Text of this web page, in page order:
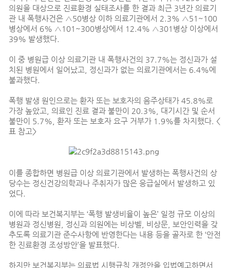
의원을 대상으로 진료환경 실태조사를 한 결과 최근 3년간 의료기
관 내 폭행사건은 △50병상 이하 의료기관에서 2.3% △51~100
병상에서 6% △101~300병상에서 12.4% △301병상 이상에서
39% 발생했다.
이 중 병원급 이상 의료기관 내 폭행사건의 37.7%는 정신과가 설
치된 병원에서 일어났고, 정신과가 없는 의료기관에서는 6.4%에
불과했다.
폭행 발생 원인으로는 환자 또는 보호자의 음주상태가 45.8%로
가장 높았고, 의료인 진료 결과 불만이 20.3%, 대기시간 및 순서
불만이 5.7%, 환자 또는 보호자 요구 거부가 1.9%를 차지했다. <
표 참고>
이를 종합하면 병원급 이상 의료기관에서 발생하는 폭행사건의 상
당수는 정신건강의학과나 주취자가 많은 응급실에서 발생하고 있
었다.
이에 따라 보건복지부는 ‘폭행 발생비율이 높은’ 일정 규모 이상의
병원과 정신병원, 정신과 의원에는 비상벨, 비상문, 보안인력을 갖
추도록 의료기관 준수사항에 반영한다는 내용 등을 골자로 한 ‘안전
한 진료환경 조성방안’을 발표했다.
하지만 보건복지부는 의료법 시행규칙 개정안을 입법예고하면서